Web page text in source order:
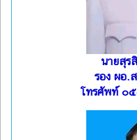
นายสุร
รอง ผอ.
โทรศัพท์ ๐